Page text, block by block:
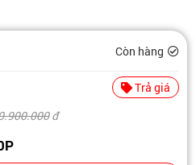
Còn hàng
Trả giá
đ